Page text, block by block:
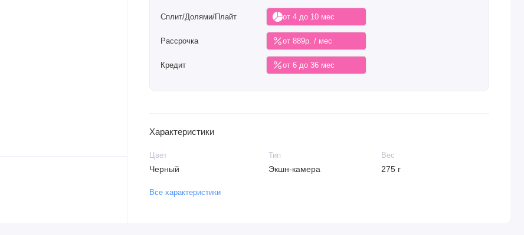
Сплит/Долями/Плайт от 4 до 10 мес
Рассрочка от 889р. / мес
Кредит от 6 до 36 мес
Характеристики
Цвет
Черный
Тип
Экшн-камера
Вес
275 г
Все характеристики